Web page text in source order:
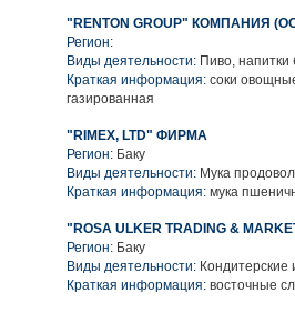
"RENTON GROUP" КОМПАНИЯ
Регион:
Виды деятельности: Пиво, напитки
Краткая информация: соки
газированная
"RIMEX, LTD" ФИРМА
Регион: Баку
Виды деятельности: Мука
Краткая информация: мука
"ROSA ULKER TRADING &
Регион: Баку
Виды деятельности:
Краткая информация: восточные